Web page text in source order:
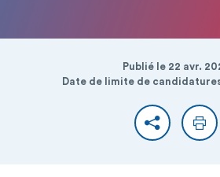
Publié le 22 avr.
Date de limite de
Partager